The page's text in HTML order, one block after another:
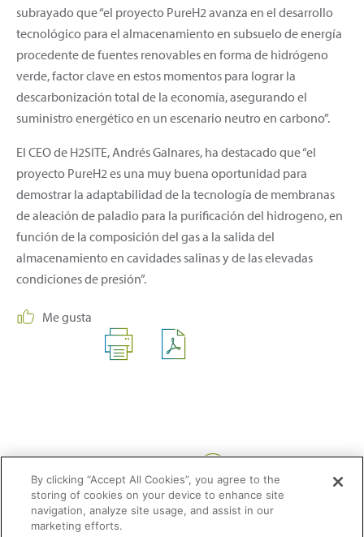
subrayado que “el proyecto PureH2 avanza en el desarrollo
tecnológico para el almacenamiento en subsuelo de energía
procedente de fuentes renovables en forma de hidrógeno
verde, factor clave en estos momentos para lograr la
descarbonización total de la economía, asegurando el
suministro energético en un escenario neutro en carbono”.
El CEO de H2SITE, Andrés Galnares, ha destacado que “el
proyecto PureH2 es una muy buena oportunidad para
demostrar la adaptabilidad de la tecnología de membranas
de aleación de paladio para la purificación del hidrogeno, en
función de la composición del gas a la salida del
almacenamiento en cavidades salinas y de las elevadas
condiciones de presión”.
Me gusta
By clicking “Accept All Cookies”, you agree to the
storing of cookies on your device to enhance site
navigation, analyze site usage, and assist in our
marketing efforts.